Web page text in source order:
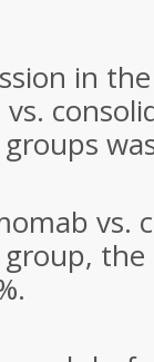
in the
vs.
vs.